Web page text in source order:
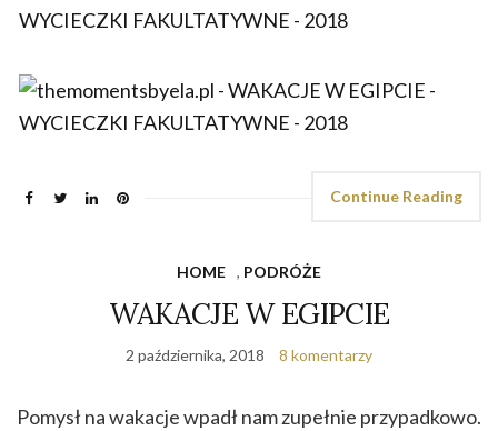
Continue Reading
HOME , PODRÓŻE
WAKACJE W EGIPCIE
2 października, 2018 8 komentarzy
Pomysł na wakacje wpadł nam zupełnie przypadkowo.